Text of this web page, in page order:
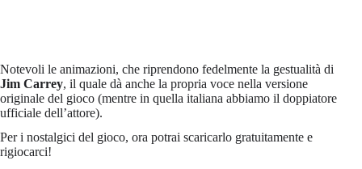
Notevoli le animazioni, che riprendono fedelmente la gestualità di
Jim Carrey, il quale dà anche la propria voce nella versione
originale del gioco (mentre in quella italiana abbiamo il doppiatore
ufficiale dell’attore).
Per i nostalgici del gioco, ora potrai scaricarlo gratuitamente e
rigiocarci!